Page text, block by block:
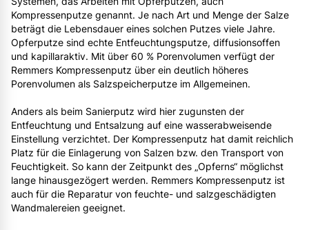
Kompressenputze genannt. Je nach Art und Menge der Salze
beträgt die Lebensdauer eines solchen Putzes viele Jahre.
Opferputze sind echte Entfeuchtungsputze, diffusionsoffen
und kapillaraktiv. Mit über 60 % Porenvolumen verfügt der
Remmers Kompressenputz über ein deutlich höheres
Porenvolumen als Salzspeicherputze im Allgemeinen.
Anders als beim Sanierputz wird hier zugunsten der
Entfeuchtung und Entsalzung auf eine wasserabweisende
Einstellung verzichtet. Der Kompressenputz hat damit reichlich
Platz für die Einlagerung von Salzen bzw. den Transport von
Feuchtigkeit. So kann der Zeitpunkt des „Opferns“ möglichst
lange hinausgezögert werden. Remmers Kompressenputz ist
auch für die Reparatur von feuchte- und salzgeschädigten
Wandmalereien geeignet.